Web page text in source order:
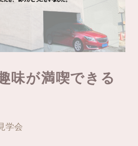
味が満喫できる
学会